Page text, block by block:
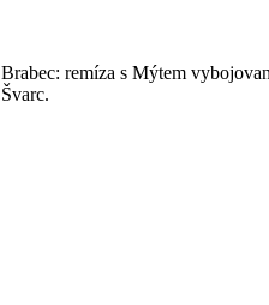
Brabec: remíza s Mýtem
Švarc.